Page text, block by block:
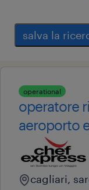
salva la
operational
operatore
aeroporto
cagliari,